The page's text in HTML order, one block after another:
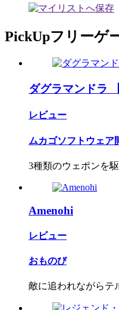
PickUpフリーゲ
ダグラマンドラ
レビュー
ムカゴソフトウェア
3種類のウェポンを
Amenohi
レビュー
おものび
敵に追われながらテ